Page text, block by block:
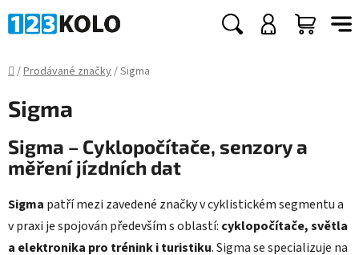
na
Hledat
Domů
/Prodávané značky/Sigma
Sigma
Sigma – Cyklopočítače, senzory a
měření jízdních dat
Sigma patří mezi zavedené značky v cyklistickém segmentu a
v praxi je spojován především s oblastí: cyklopočítače, světla
a elektronika pro trénink i turistiku. Sigma se specializuje na